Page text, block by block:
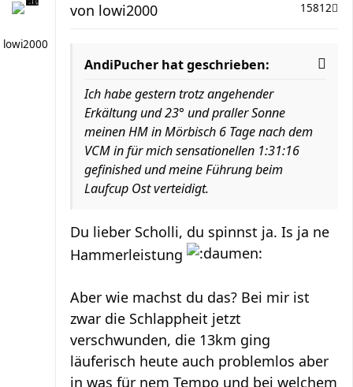
lowi2000
15812
von lowi2000
AndiPucher hat geschrieben:
Ich habe gestern trotz angehender
Erkältung und 23° und praller Sonne
meinen HM in Mörbisch 6 Tage nach dem
VCM in für mich sensationellen 1:31:16
gefinished und meine Führung beim
Laufcup Ost verteidigt.
Du lieber Scholli, du spinnst ja. Is ja ne
Hammerleistung
Aber wie machst du das? Bei mir ist
zwar die Schlappheit jetzt
verschwunden, die 13km ging
läuferisch heute auch problemlos aber
in was für nem Tempo und bei welchem